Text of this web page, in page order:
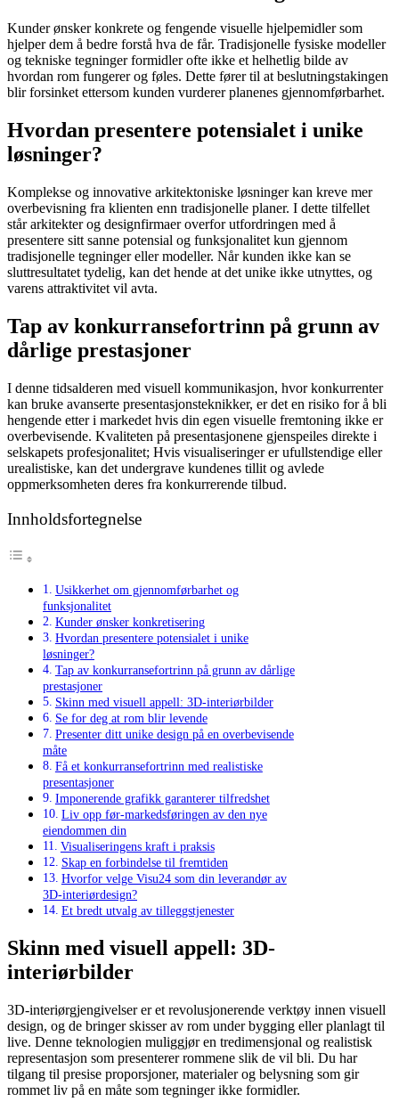
Kunder ønsker konkrete og fengende visuelle hjelpemidler som
hjelper dem å bedre forstå hva de får. Tradisjonelle fysiske modeller
og tekniske tegninger formidler ofte ikke et helhetlig bilde av
hvordan rom fungerer og føles. Dette fører til at beslutningstakingen
blir forsinket ettersom kunden vurderer planenes gjennomførbarhet.
Hvordan presentere potensialet i unike
løsninger?
Komplekse og innovative arkitektoniske løsninger kan kreve mer
overbevisning fra klienten enn tradisjonelle planer. I dette tilfellet
står arkitekter og designfirmaer overfor utfordringen med å
presentere sitt sanne potensial og funksjonalitet kun gjennom
tradisjonelle tegninger eller modeller. Når kunden ikke kan se
sluttresultatet tydelig, kan det hende at det unike ikke utnyttes, og
varens attraktivitet vil avta.
Tap av konkurransefortrinn på grunn av
dårlige prestasjoner
I denne tidsalderen med visuell kommunikasjon, hvor konkurrenter
kan bruke avanserte presentasjonsteknikker, er det en risiko for å bli
hengende etter i markedet hvis din egen visuelle fremtoning ikke er
overbevisende. Kvaliteten på presentasjonene gjenspeiles direkte i
selskapets profesjonalitet; Hvis visualiseringer er ufullstendige eller
urealistiske, kan det undergrave kundenes tillit og avlede
oppmerksomheten deres fra konkurrerende tilbud.
Innholdsfortegnelse
Usikkerhet om gjennomførbarhet og
funksjonalitet
Kunder ønsker konkretisering
Hvordan presentere potensialet i unike
løsninger?
Tap av konkurransefortrinn på grunn av dårlige
prestasjoner
Skinn med visuell appell: 3D-interiørbilder
Se for deg at rom blir levende
Presenter ditt unike design på en overbevisende
måte
Få et konkurransefortrinn med realistiske
presentasjoner
Imponerende grafikk garanterer tilfredshet
Liv opp før-markedsføringen av den nye
eiendommen din
Visualiseringens kraft i praksis
Skap en forbindelse til fremtiden
Hvorfor velge Visu24 som din leverandør av
3D-interiørdesign?
Et bredt utvalg av tilleggstjenester
Skinn med visuell appell: 3D-
interiørbilder
3D-interiørgjengivelser er et revolusjonerende verktøy innen visuell
design, og de bringer skisser av rom under bygging eller planlagt til
live. Denne teknologien muliggjør en tredimensjonal og realistisk
representasjon som presenterer rommene slik de vil bli. Du har
tilgang til presise proporsjoner, materialer og belysning som gir
rommet liv på en måte som tegninger ikke formidler.